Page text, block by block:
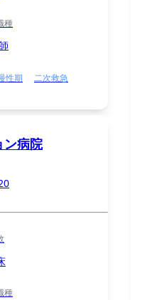
種
性期
二次救急
ン病院
種